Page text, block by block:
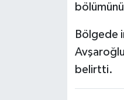
Bölgede
belirtti.